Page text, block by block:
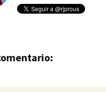
de entradas